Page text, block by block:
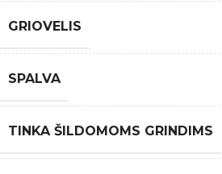
GRIOVELIS
SPALVA
TINKA ŠILDOMOMS GRINDIMS